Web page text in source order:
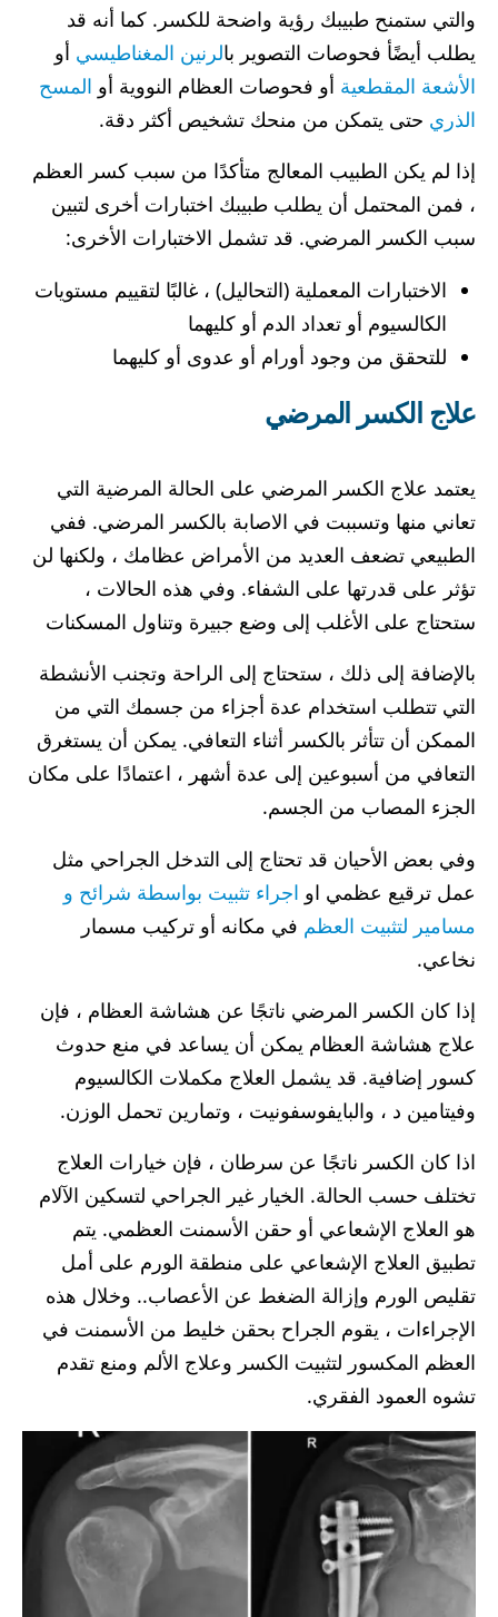
والتي ستمنح طبيبك رؤية واضحة للكسر. كما أنه قد
يطلب أيضًأ فحوصات التصوير بالرنين المغناطيسي أو
الأشعة المقطعية أو فحوصات العظام النووية أو المسح
الذري حتى يتمكن من منحك تشخيص أكثر دقة.
إذا لم يكن الطبيب المعالج متأكدًا من سبب كسر العظم
، فمن المحتمل أن يطلب طبيبك اختبارات أخرى لتبين
سبب الكسر المرضي. قد تشمل الاختبارات الأخرى:
الاختبارات المعملية (التحاليل) ، غالبًا لتقييم مستويات
الكالسيوم أو تعداد الدم أو كليهما
للتحقق من وجود أورام أو عدوى أو كليهما
علاج الكسر المرضي
يعتمد علاج الكسر المرضي على الحالة المرضية التي
تعاني منها وتسببت في الاصابة بالكسر المرضي. ففي
الطبيعي تضعف العديد من الأمراض عظامك ، ولكنها لن
تؤثر على قدرتها على الشفاء. وفي هذه الحالات ،
ستحتاج على الأغلب إلى وضع جبيرة وتناول المسكنات
بالإضافة إلى ذلك ، ستحتاج إلى الراحة وتجنب الأنشطة
التي تتطلب استخدام عدة أجزاء من جسمك التي من
الممكن أن تتأثر بالكسر أثناء التعافي. يمكن أن يستغرق
التعافي من أسبوعين إلى عدة أشهر ، اعتمادًا على مكان
الجزء المصاب من الجسم.
وفي بعض الأحيان قد تحتاج إلى التدخل الجراحي مثل
عمل ترقيع عظمي او اجراء تثبيت بواسطة شرائح و
مسامير لتثبيت العظم في مكانه أو تركيب مسمار
نخاعي.
إذا كان الكسر المرضي ناتجًا عن هشاشة العظام ، فإن
علاج هشاشة العظام يمكن أن يساعد في منع حدوث
كسور إضافية. قد يشمل العلاج مكملات الكالسيوم
وفيتامين د ، والبايفوسفونيت ، وتمارين تحمل الوزن.
اذا كان الكسر ناتجًا عن سرطان ، فإن خيارات العلاج
تختلف حسب الحالة. الخيار غير الجراحي لتسكين الآلام
هو العلاج الإشعاعي أو حقن الأسمنت العظمي. يتم
تطبيق العلاج الإشعاعي على منطقة الورم على أمل
تقليص الورم وإزالة الضغط عن الأعصاب.. وخلال هذه
الإجراءات ، يقوم الجراح بحقن خليط من الأسمنت في
العظم المكسور لتثبيت الكسر وعلاج الألم ومنع تقدم
تشوه العمود الفقري.